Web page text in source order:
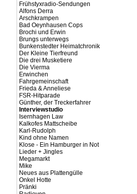
Frühstyxradio-Sendungen
Alfons Derra
Arschkrampen
Bad Oeynhausen Cops
Brochi und Erwin
Brungs unterwegs
Bunkenstedter Heimatchronik
Der Kleine Tierfreund
Die drei Musketiere
Die Vierma
Erwinchen
Fahrgemeinschaft
Frieda & Anneliese
FSR-Hitparade
Günther, der Treckerfahrer
Interviewstudio
Isernhagen Law
Kalkofes Mattscheibe
Karl-Rudolph
Kind ohne Namen
Klose - Ein Hamburger in Not
Lieder + Jingles
Megamarkt
Mike
Neues aus Plattengülle
Onkel Hotte
Pränki